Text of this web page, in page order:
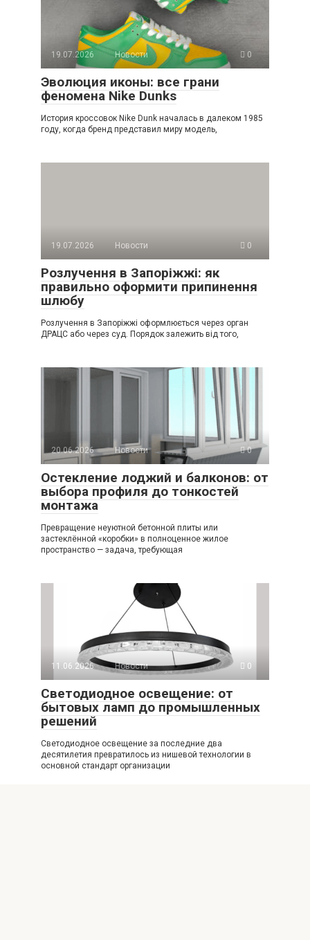
19.07.2026 Новости 0
Эволюция иконы: все грани
феномена Nike Dunks
История кроссовок Nike Dunk началась в далеком 1985
году, когда бренд представил миру модель,
19.07.2026 Новости 0
Розлучення в Запоріжжі: як
правильно оформити припинення
шлюбу
Розлучення в Запоріжжі оформлюється через орган
ДРАЦС або через суд. Порядок залежить від того,
20.06.2026 Новости 0
Остекление лоджий и балконов: от
выбора профиля до тонкостей
монтажа
Превращение неуютной бетонной плиты или
застеклённой «коробки» в полноценное жилое
пространство — задача, требующая
11.06.2026 Новости 0
Светодиодное освещение: от
бытовых ламп до промышленных
решений
Светодиодное освещение за последние два
десятилетия превратилось из нишевой технологии в
основной стандарт организации